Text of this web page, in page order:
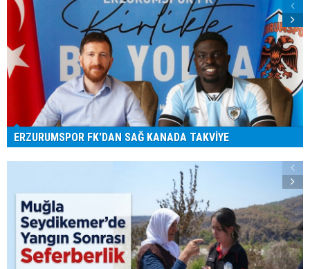
ERZURUMSPOR FK'DAN SAĞ KANADA TAKVİYE